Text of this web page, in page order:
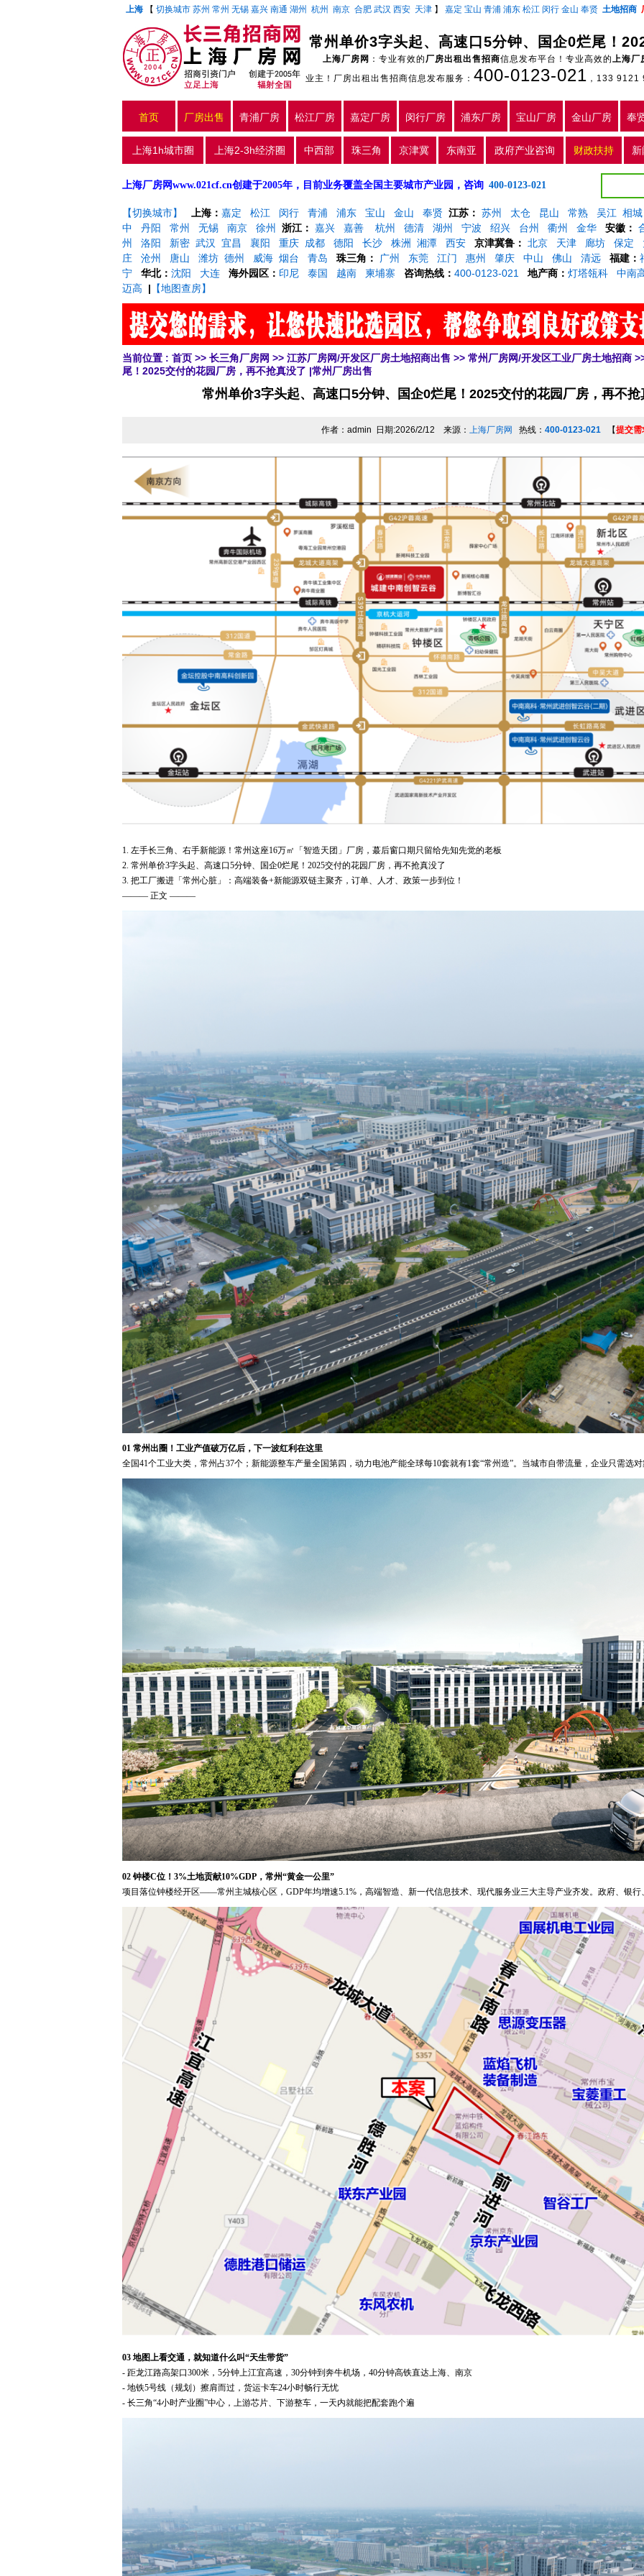
上海 【 切换城市 苏州 常州 无锡 嘉兴 南通 湖州 杭州 南京 合肥 武汉 西安 天津 】 嘉定 宝山 青浦 浦东 松江 闵行 金山 奉贤 土地招商
上海厂房网 ：专业有效的厂房出租出售招商信息发布平台！专业高效的上海厂
业主！厂房出租出售招商信息发布服务： 400-0123-021 ，133 9121
首页 厂房出售 青浦厂房 松江厂房 嘉定厂房 闵行厂房 浦东厂房 宝山厂房 金山厂房 奉
上海1h城市圈 上海2-3h经济圈 中西部 珠三角 京津冀 东南亚 政府产业咨询 财政扶持
上海厂房网www.021cf.cn创建于2005年，目前业务覆盖全国主要城市产业园，咨询 400-0123-021
【切换城市】 上海： 嘉定 松江 闵行 青浦 浦东 宝山 金山 奉贤 江苏： 苏州 太仓 昆山 常熟 吴江 相城
中
丹阳 常州 无锡 南京 徐州 浙江： 嘉兴 嘉善 杭州 德清 湖州 宁波 绍兴 台州 衢州 金华 安徽：
州
洛阳 新密 武汉 宜昌 襄阳 重庆 成都 德阳 长沙 株洲 湘潭 西安 京津冀鲁： 北京 天津 廊坊 保定
庄
沧州 唐山 潍坊 德州 威海 烟台 青岛 珠三角： 广州 东莞 江门 惠州 肇庆 中山 佛山 清远 福建：
宁
华北： 沈阳 大连 海外园区： 印尼 泰国 越南 柬埔寨 咨询热线： 400-0123-021 地产商： 灯塔瓴科
中南
迈高
| 【地图查房】
当前位置 : 首页 >> 长三角厂房网 >> 江苏厂房网/开发区厂房土地招商出售 >> 常州厂房网/开发区工业厂房土地招商
尾！2025交付的花园厂房，再不抢真没了 |常州厂房出售
常州单价3字头起、高速口5分钟、国企0烂尾！2025交付的花园厂房，再不
作者：admin 日期:2026/2/12 来源： 上海厂房网 热线： 400-0123-021 【提交需
1. 左手长三角、右手新能源！常州这座16万㎡「智造天团」厂房，蕞后窗口期只留给先知先觉的老板
2. 常州单价3字头起、高速口5分钟、国企0烂尾！2025交付的花园厂房，再不抢真没了
3. 把工厂搬进「常州心脏」：高端装备+新能源双链主聚齐，订单、人才、政策一步到位！
——— 正文 ———
01 常州出圈！工业产值破万亿后，下一波红利在这里
全国41个工业大类，常州占37个；新能源整车产量全国第四，动力电池产能全球每10套就有1套“常州造”。当城市自带流量，企业只需选
02 钟楼C位！3%土地贡献10%GDP，常州“黄金一公里”
项目落位钟楼经开区——常州主城核心区，GDP年均增速5.1%，高端智造、新一代信息技术、现代服务业三大主导产业齐发。政府、银
03 地图上看交通，就知道什么叫“天生带货”
- 距龙江路高架口300米，5分钟上江宜高速，30分钟到奔牛机场，40分钟高铁直达上海、南京
- 地铁5号线（规划）擦肩而过，货运卡车24小时畅行无忧
- 长三角“4小时产业圈”中心，上游芯片、下游整车，一天内就能把配套跑个遍